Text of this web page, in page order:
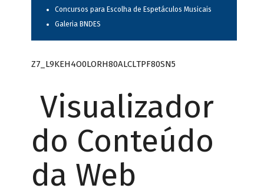
Concursos para Escolha de Espetáculos Musicais
Galeria BNDES
Z7_L9KEH4O0LORH80ALCLTPF80SN5
Visualizador
do Conteúdo
da Web